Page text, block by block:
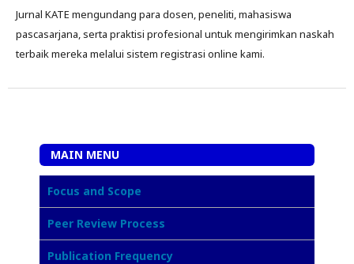
Jurnal KATE mengundang para dosen, peneliti, mahasiswa
pascasarjana, serta praktisi profesional untuk mengirimkan naskah
terbaik mereka melalui sistem registrasi online kami.
MAIN MENU
Focus and Scope
Peer Review Process
Publication Frequency